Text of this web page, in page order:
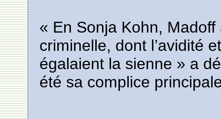
« En Sonja Kohn,
criminelle, dont l’avidité
égalaient la sienne » a
été sa complice